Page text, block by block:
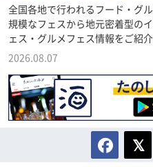
全国各地で行われるフード・グ
規模なフェスから地元密着型の
ェス・グルメフェス情報をご紹介
2026.08.07